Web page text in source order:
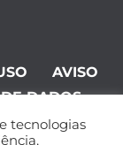
AVISO
DADOS
tecnologias